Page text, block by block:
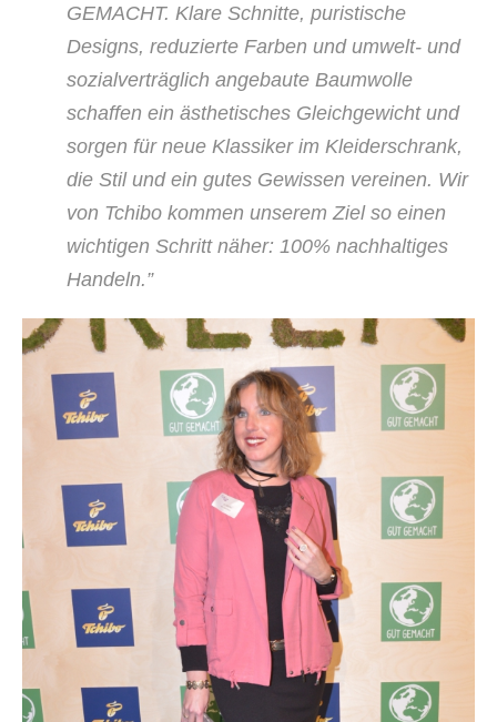
GEMACHT. Klare Schnitte, puristische
Designs, reduzierte Farben und umwelt- und
sozialverträglich angebaute Baumwolle
schaffen ein ästhetisches Gleichgewicht und
sorgen für neue Klassiker im Kleiderschrank,
die Stil und ein gutes Gewissen vereinen. Wir
von Tchibo kommen unserem Ziel so einen
wichtigen Schritt näher: 100% nachhaltiges
Handeln.”